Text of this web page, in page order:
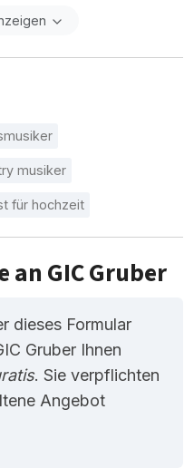
musiker
für hochzeit
an GIC Gruber
dieses Formular
Gruber Ihnen
. Sie verpflichten
Angebot